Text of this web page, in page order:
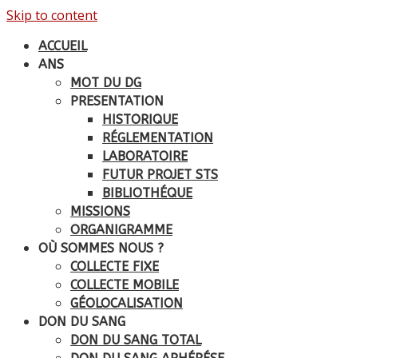
Skip to content
ACCUEIL
ANS
MOT DU DG
PRESENTATION
HISTORIQUE
RÉGLEMENTATION
LABORATOIRE
FUTUR PROJET STS
BIBLIOTHÉQUE
MISSIONS
ORGANIGRAMME
OÙ SOMMES NOUS ?
COLLECTE FIXE
COLLECTE MOBILE
GÉOLOCALISATION
DON DU SANG
DON DU SANG TOTAL